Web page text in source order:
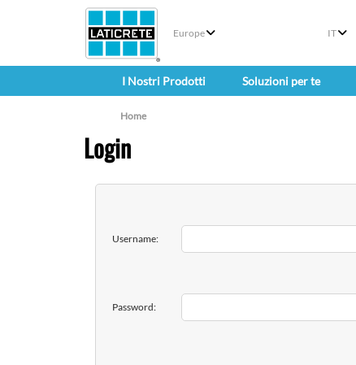
Europe IT
I Nostri Prodotti Soluzioni per te
Home
Login
Username:
Password: